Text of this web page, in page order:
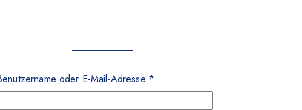
oder E-Mail-Adresse *